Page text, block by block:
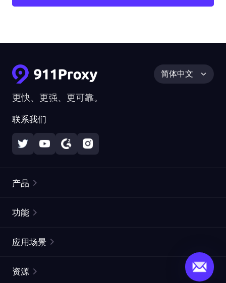
更快、更强、更可靠。
联系我们
简体中文
产品
静态住宅代理
功能
ISP代理
应用场景
资源